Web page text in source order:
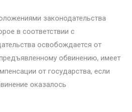
законодательства
в соответствии с
освобождается от
обвинению, имеет
от государства, если
оказалось